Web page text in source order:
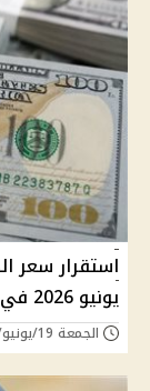
يونيو 2026 في البنوك وتراجعه بالسوق الموازية
الجمعة 19/يونيو/2026 - 05:30 م